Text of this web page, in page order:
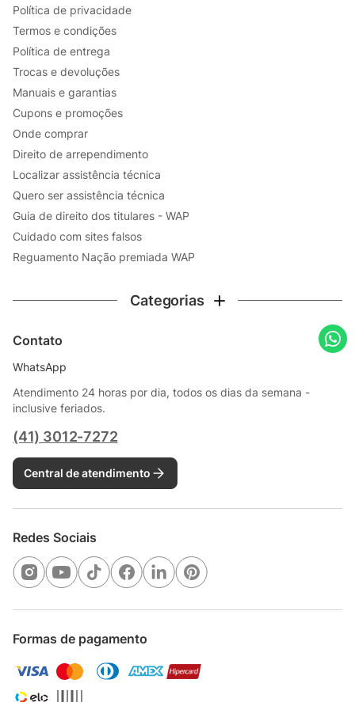
Ao se cadastrar, você concorda com nossos
de usoePolíticas de privacidade
Institucional
Sobre a WAP
Política de Privacidade Institucional
Sitemap
Blog WAP Receitas
Dúvidas frequentes
Política de privacidade
Termos e condições
Política de entrega
Trocas e devoluções
Cupons e promoções
Onde comprar
Direito de arrependimento
Localizar assistência técnica
Guia de direito dos titulares - WAP
Cuidado com sites falsos